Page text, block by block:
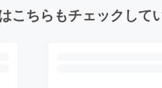
こちらもチェックして